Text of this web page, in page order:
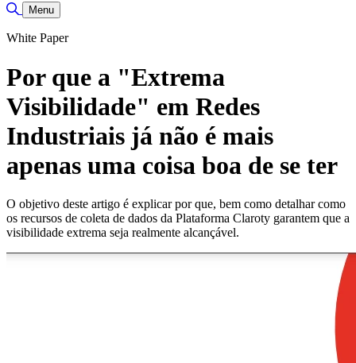
Alternar pesquisa
Menu
White Paper
Por que a "Extrema
Visibilidade" em Redes
Industriais já não é mais
apenas uma coisa boa de se ter
O objetivo deste artigo é explicar por que, bem como detalhar como
os recursos de coleta de dados da Plataforma Claroty garantem que a
visibilidade extrema seja realmente alcançável.